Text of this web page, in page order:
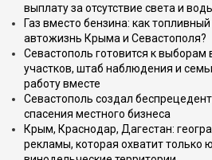
выплату за отсутствие света и
Газ вместо бензина: как
автожизнь Крыма и Севастополя?
Севастополь готовится к выборам
участков, штаб наблюдения и
работу вместе
Севастополь создал
спасения местного бизнеса
Крым, Краснодар, Дагестан:
рекламы, которая охватит только